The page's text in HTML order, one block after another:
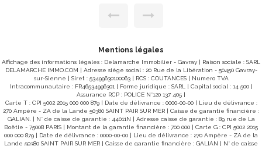
Dès l'entrée, vous serez séduits par une agréable pièce de
quotidien, tandis qu'un dressing et un WC indépendant
complètent ce niveau. Le véritable atout ? Une chambre de
plain-pied avec sa salle d'eau privative, idéale pour une
suite parentale ou pour recevoir en toute indépendance. À
l'étage, la maison propose une distribution originale offrant
intimité et fonctionnalité : une première chambre accessible
par un escalier indépendant, puis, par un second accès,
trois belles chambres supplémentaires, une salle de bains,
un WC indépendant et un dégagement. Un grenier vient
compléter l'ensemble. Côté dépendances, vous
bénéficierez d'un garage attenant avec grenier, ainsi que de
deux préaux, parfaits pour le rangement, le bricolage ou
l'aménagement d'un espace de réception extérieur.
Mentions légales
Affichage des informations légales : Delamarche Immobilier - Gavray | Raison sociale : SARL
DELAMARCHE IMMO.COM | Adresse siège social : 20 Rue de la Libération - 50450 Gavray-
sur-Sienne | Siret : 53499630100063 | RCS : COUTANCES | Numero TVA
Intracommunautaire : FR46534996301 | Forme juridique : SARL | Capital social : 14 500 |
Assurance RCP : POLICE N°120 137 405 |
Carte T : CPI 5002 2015 000 000 879 | Date de délivrance : 0000-00-00 | Lieu de délivrance :
270 Ampère - ZA de la Lande 50380 SAINT PAIR SUR MER | Caisse de garantie financière :
GALIAN. | N° de caisse de garantie : 44011N | Adresse caisse de garantie : 89 rue de La
Boëtie - 75008 PARIS | Montant de la garantie financière : 700 000 | Carte G : CPI 5002 2015
000 000 879 | Date de délivrance : 0000-00-00 | Lieu de délivrance : 270 Ampère - ZA de la
Lande 50380 SAINT PAIR SUR MER | Caisse de garantie financière : GALIAN | N° de caisse